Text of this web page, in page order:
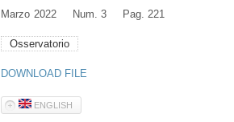
Marzo 2022 Num. 3 Pag. 221
Osservatorio
DOWNLOAD FILE
ENGLISH